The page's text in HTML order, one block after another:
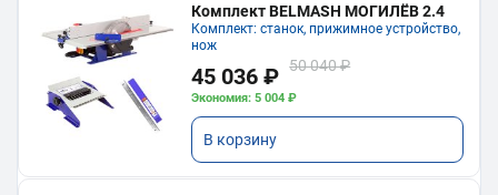
Комплект BELMASH МОГИЛЁВ 2.4
Комплект: станок, прижимное устройство,
нож
45 036 ₽ 50 040 ₽
Экономия: 5 004 ₽
В корзину